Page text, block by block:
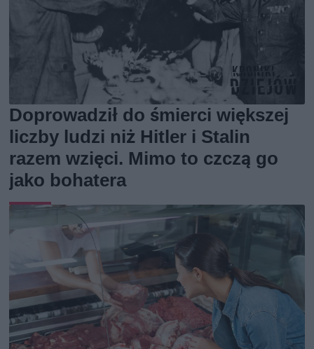
Doprowadził do śmierci większej
liczby ludzi niż Hitler i Stalin
razem wzięci. Mimo to czczą go
jako bohatera